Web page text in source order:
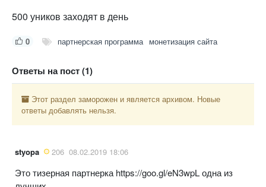
500 уников заходят в день
0 партнерская программа монетизация сайта
Ответы на пост (1)
Этот раздел заморожен и является архивом. Новые
ответы добавлять нельзя.
styopa 206 08.02.2019 18:06
Это тизерная партнерка https://goo.gl/eN3wpL одна из